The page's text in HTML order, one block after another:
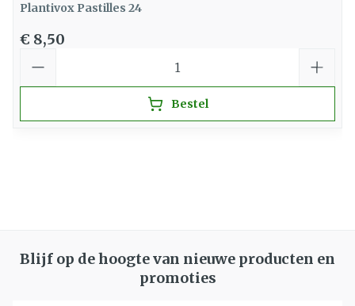
Plantivox Pastilles 24
€ 8,50
Bestel
Blijf op de hoogte van nieuwe producten en
promoties